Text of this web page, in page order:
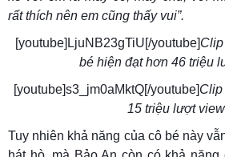
rất thích nên em cũng thấy vui”.
[youtube]LjuNB23gTiU[/youtube]
bé hiện đạt hơn 46 triệu
[youtube]s3_jm0aMktQ[/youtube]Clip
15 triệu lượt
Tuy nhiên khả năng của cô bé này